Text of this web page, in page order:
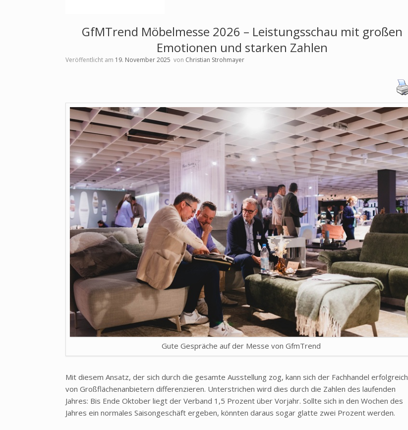
GfMTrend Möbelmesse 2026 – Leistungsschau mit großen
Emotionen und starken Zahlen
Veröffentlicht am 19. November 2025 von Christian Strohmayer
Gute Gespräche auf der Messe von GfmTrend
Mit diesem Ansatz, der sich durch die gesamte Ausstellung zog, kann sich der Fachhandel erfolgreich
von Großflächenanbietern differenzieren. Unterstrichen wird dies durch die Zahlen des laufenden
Jahres: Bis Ende Oktober liegt der Verband 1,5 Prozent über Vorjahr. Sollte sich in den Wochen des
Jahres ein normales Saisongeschäft ergeben, könnten daraus sogar glatte zwei Prozent werden.